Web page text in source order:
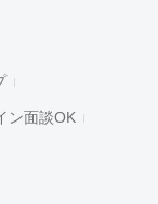
ン面談OK